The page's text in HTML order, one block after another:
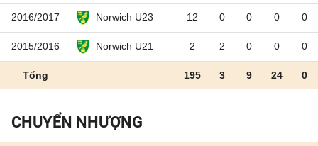
2016/2017 Norwich U23 12 0 0 0 0
2015/2016 Norwich U21 2 2 0 0 0
Tổng 195 3 9 24 0
CHUYỂN NHƯỢNG